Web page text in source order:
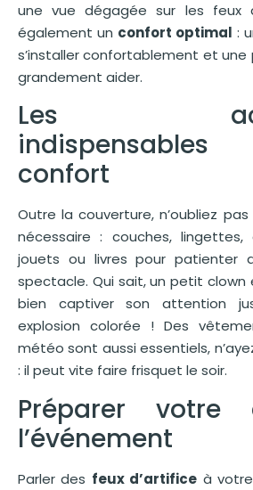
une vue dégagée sur les feux
également un confort optimal :
s’installer confortablement et
grandement aider.
Les
confort
Outre la couverture, n’oubliez
nécessaire : couches,
jouets ou livres pour patienter
spectacle. Qui sait, un petit clown
bien captiver son attention
explosion colorée ! Des
météo sont aussi essentiels,
: il peut vite faire frisquet le soir.
Préparer votre
l’événement
Parler des feux d’artifice à